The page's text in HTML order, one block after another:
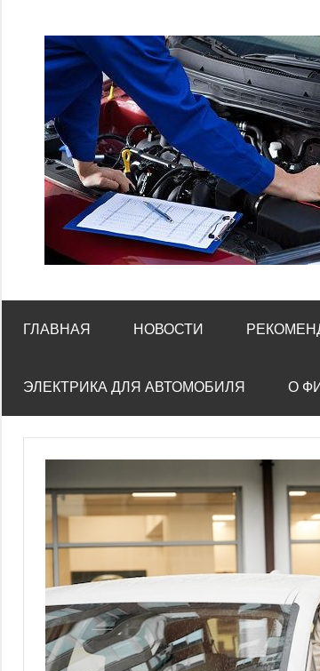
содержимому
ГЛАВНАЯ НОВОСТИ
ЭЛЕКТРИКА ДЛЯ АВТОМОБИЛЯ О